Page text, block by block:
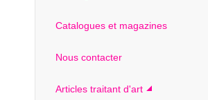
Catalogues et magazines
Nous contacter
Articles traitant d'art